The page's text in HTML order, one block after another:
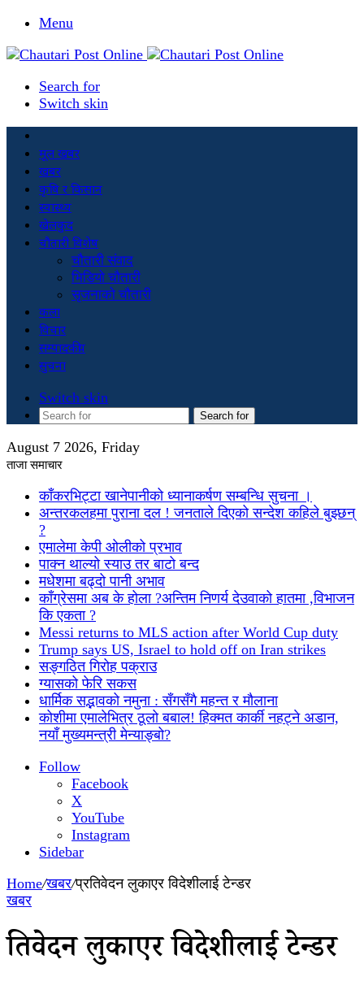
Menu
Search for
Switch skin
मूल खबर
खबर
कृषि र किसान
स्वास्थ्य
खेलकुद
चौतारी विशेष
चौतारी संवाद
भिडियो चौतारी
सृजनाको चौतारी
कला
विचार
सम्पादकीय
सुचना
Switch skin
Search for
August 7 2026, Friday
ताजा समाचार
काँकरभिट्टा खानेपानीको ध्यानाकर्षण सम्बन्धि सुचना ।
अन्तरकलहमा पुराना दल ! जनताले दिएको सन्देश कहिले बुझ्छन्
?
एमालेमा केपी ओलीको प्रभाव
पाक्न थाल्यो स्याउ तर बाटो बन्द
मधेशमा बढ्दो पानी अभाव
काँग्रेसमा अब के होला ?अन्तिम निणर्य देउवाको हातमा ,विभाजन
कि एकता ?
Messi returns to MLS action after World Cup duty
Trump says US, Israel to hold off on Iran strikes
सङ्गठित गिरोह पक्राउ
ग्यासको फेरि सकस
धार्मिक सद्भावको नमुना : सँगसँगै महन्त र मौलाना
कोशीमा एमालेभित्र ठूलो बबाल! हिक्मत कार्की नहट्ने अडान,
नयाँ मुख्यमन्त्री मेन्याङ्बो?
Follow
Facebook
X
YouTube
Instagram
Sidebar
Home/खबर/प्रतिवेदन लुकाएर विदेशीलाई टेन्डर
खबर
प्रतिवेदन लुकाएर विदेशीलाई टेन्डर